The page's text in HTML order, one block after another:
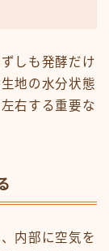
しも発酵だけ
地の水分状態
右する重要な
内部に空気を